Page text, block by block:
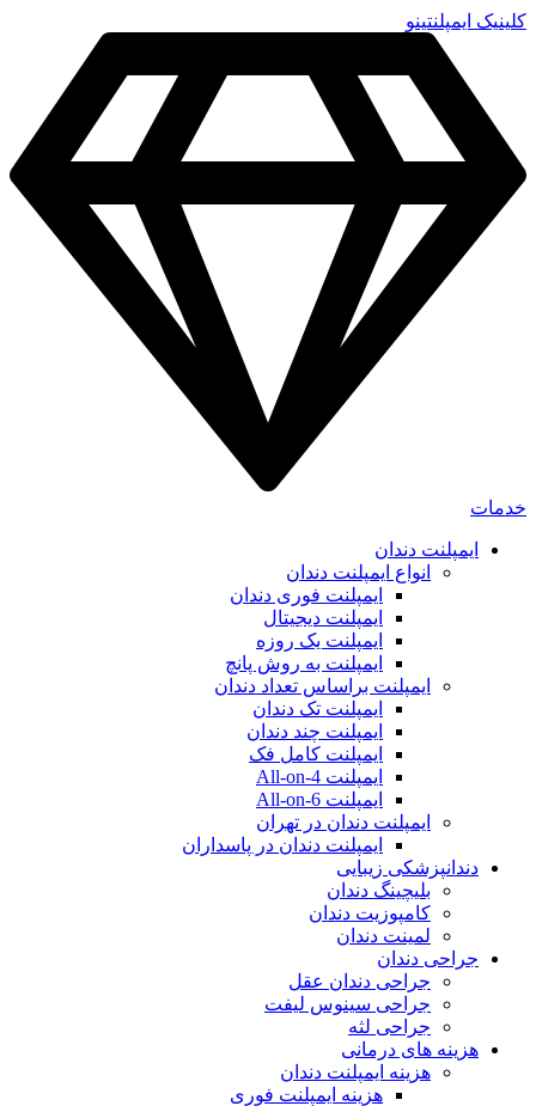
پرش
کلینیک ایمپلنتینو
خدمات
ایمپلنت دندان
انواع ایمپلنت دندان
ایمپلنت فوری دندان
ایمپلنت دیجیتال
ایمپلنت یک روزه
ایمپلنت به روش پانچ
ایمپلنت براساس تعداد دندان
ایمپلنت تک دندان
ایمپلنت چند دندان
ایمپلنت کامل فک
ایمپلنت All-on-4
ایمپلنت All-on-6
ایمپلنت دندان در تهران
ایمپلنت دندان در پاسداران
دندانپزشکی زیبایی
بلیچینگ دندان
کامپوزیت دندان
لمینت دندان
جراحی دندان
جراحی دندان عقل
جراحی سینوس لیفت
جراحی لثه
هزینه های درمانی
هزینه ایمپلنت دندان
هزینه ایمپلنت فوری